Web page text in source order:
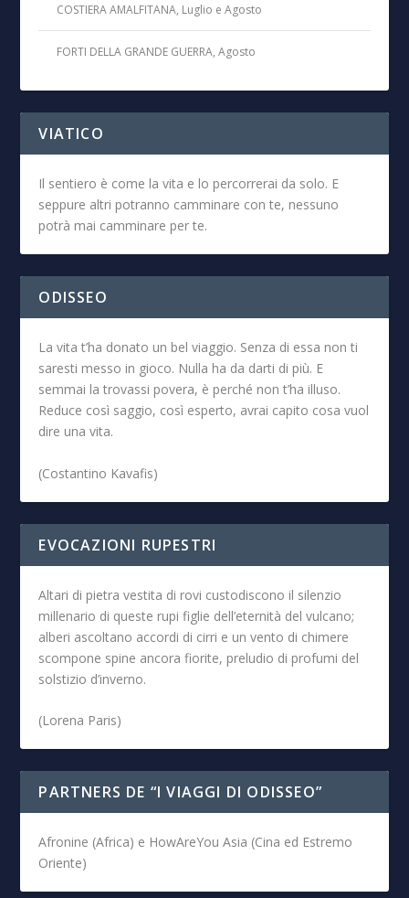
COSTIERA AMALFITANA, Luglio e Agosto
FORTI DELLA GRANDE GUERRA, Agosto
VIATICO
Il sentiero è come la vita e lo percorrerai da solo. E
seppure altri potranno camminare con te, nessuno
potrà mai camminare per te.
ODISSEO
La vita t’ha donato un bel viaggio. Senza di essa non ti
saresti messo in gioco. Nulla ha da darti di più. E
semmai la trovassi povera, è perché non t’ha illuso.
Reduce così saggio, così esperto, avrai capito cosa vuol
dire una vita.
(Costantino Kavafis)
EVOCAZIONI RUPESTRI
Altari di pietra vestita di rovi custodiscono il silenzio
millenario di queste rupi figlie dell’eternità del vulcano;
alberi ascoltano accordi di cirri e un vento di chimere
scompone spine ancora fiorite, preludio di profumi del
solstizio d’inverno.
(Lorena Paris)
PARTNERS DE “I VIAGGI DI ODISSEO”
Afronine (Africa) e HowAreYou Asia (Cina ed Estremo
Oriente)